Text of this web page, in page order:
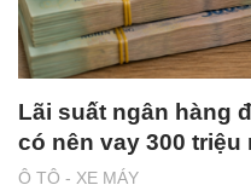
Ô TÔ - XE MÁY
Lãi suất ngân hàng
có nên vay 300 triệu